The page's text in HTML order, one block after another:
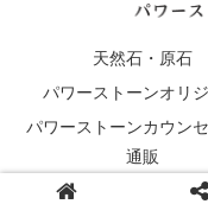
天然石・原石
パワーストーンオリ
パワーストーンカウン
通販
© 2015-2026 占い師